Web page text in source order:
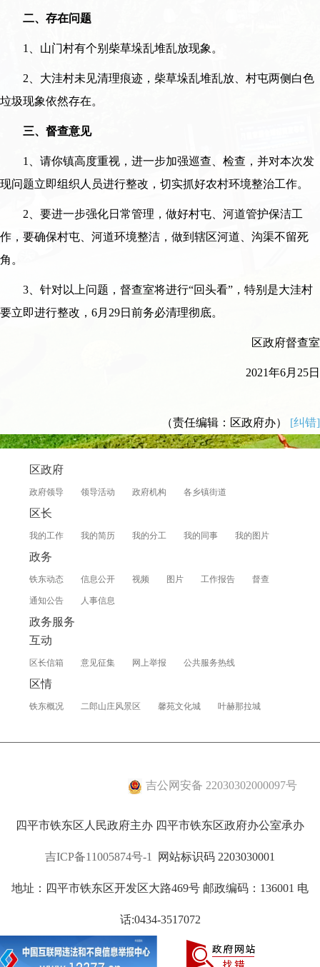
二、存在问题
1、山门村有个别柴草垛乱堆乱放现象。
2、大洼村未见清理痕迹，柴草垛乱堆乱放、村屯两侧白色
垃圾现象依然存在。
三、督查意见
1、请你镇高度重视，进一步加强巡查、检查，并对本次发
现问题立即组织人员进行整改，切实抓好农村环境整治工作。
2、要进一步强化日常管理，做好村屯、河道管护保洁工
作，要确保村屯、河道环境整洁，做到辖区河道、沟渠不留死
角。
3、针对以上问题，督查室将进行“回头看”，特别是大洼村
要立即进行整改，6月29日前务必清理彻底。
区政府督查室
2021年6月25日
（责任编辑：区政府办） [纠错]
区政府
政府领导 领导活动 政府机构 各乡镇街道
区长
我的工作 我的简历 我的分工 我的同事 我的图片
政务
铁东动态 信息公开 视频 图片 工作报告 督查
通知公告 人事信息
政务服务
互动
区长信箱 意见征集 网上举报 公共服务热线
区情
铁东概况 二郎山庄风景区 馨苑文化城 叶赫那拉城
吉公网安备 22030302000097号
四平市铁东区人民政府主办 四平市铁东区政府办公室承办
吉ICP备11005874号-1 网站标识码 2203030001
地址：四平市铁东区开发区大路469号 邮政编码：136001 电
话:0434-3517072